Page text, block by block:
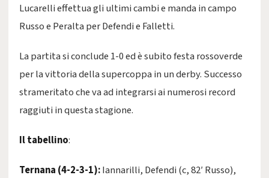
Lucarelli effettua gli ultimi cambi e manda in campo
Russo e Peralta per Defendi e Falletti.
La partita si conclude 1-0 ed è subito festa rossoverde
per la vittoria della supercoppa in un derby. Successo
strameritato che va ad integrarsi ai numerosi record
raggiuti in questa stagione.
Il tabellino:
Ternana (4-2-3-1):Iannarilli, Defendi (c, 82′ Russo),